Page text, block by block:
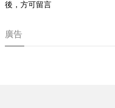
後，方可留言
廣告